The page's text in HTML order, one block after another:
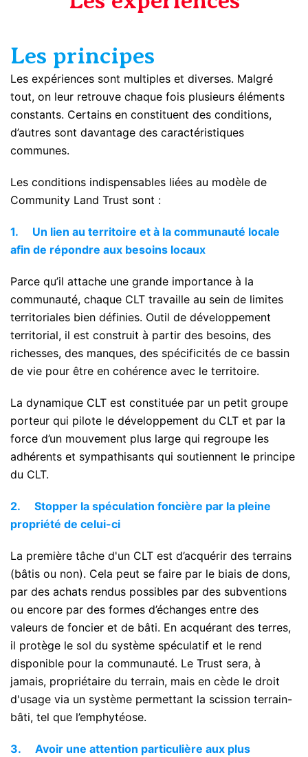
Les principes
Les expériences sont multiples et diverses. Malgré
tout, on leur retrouve chaque fois plusieurs éléments
constants. Certains en constituent des conditions,
d’autres sont davantage des caractéristiques
communes.
Les conditions indispensables liées au modèle de
Community Land Trust sont :
1. Un lien au territoire et à la communauté locale
afin de répondre aux besoins locaux
Parce qu’il attache une grande importance à la
communauté, chaque CLT travaille au sein de limites
territoriales bien définies. Outil de développement
territorial, il est construit à partir des besoins, des
richesses, des manques, des spécificités de ce bassin
de vie pour être en cohérence avec le territoire.
La dynamique CLT est constituée par un petit groupe
porteur qui pilote le développement du CLT et par la
force d’un mouvement plus large qui regroupe les
adhérents et sympathisants qui soutiennent le principe
du CLT.
2. Stopper la spéculation foncière par la pleine
propriété de celui-ci
La première tâche d'un CLT est d’acquérir des terrains
(bâtis ou non). Cela peut se faire par le biais de dons,
par des achats rendus possibles par des subventions
ou encore par des formes d’échanges entre des
valeurs de foncier et de bâti. En acquérant des terres,
il protège le sol du système spéculatif et le rend
disponible pour la communauté. Le Trust sera, à
jamais, propriétaire du terrain, mais en cède le droit
d'usage via un système permettant la scission terrain-
bâti, tel que l’emphytéose.
3. Avoir une attention particulière aux plus